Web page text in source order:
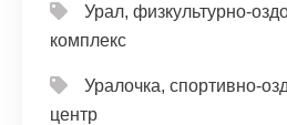
Урал, физкультурно-
комплекс
Уралочка, спортивно-
центр